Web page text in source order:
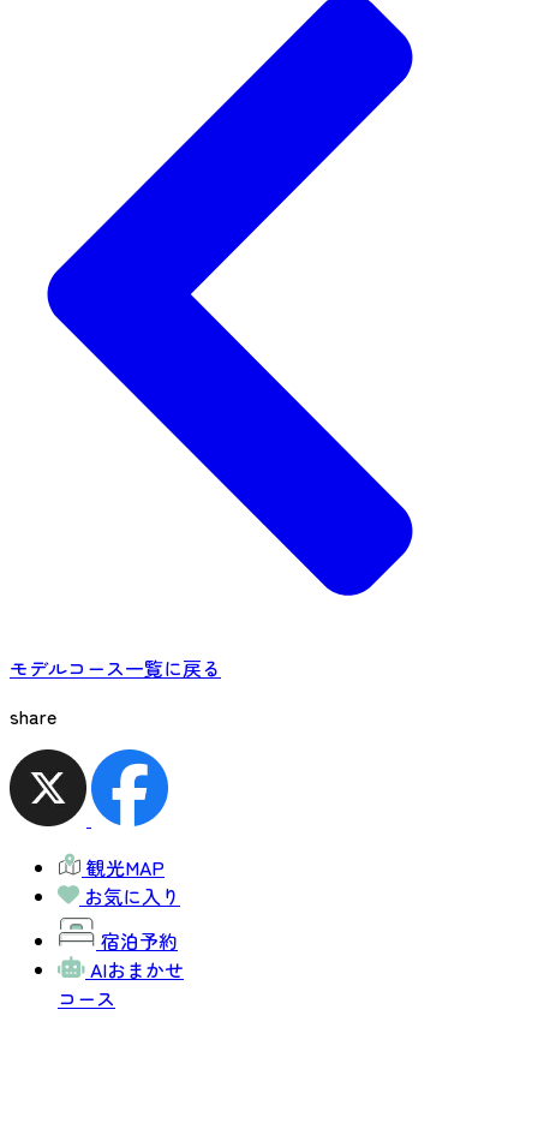
モデルコース一覧に戻る
share
観光MAP
お気に入り
宿泊予約
AIおまかせ
コース